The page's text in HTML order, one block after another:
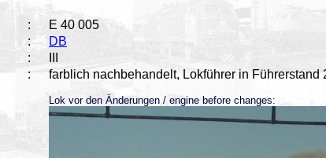
:
E 40 005
:
DB
:
: farblich nachbehandelt, Lokführer in
Lok vor den Änderungen / engine before changes: